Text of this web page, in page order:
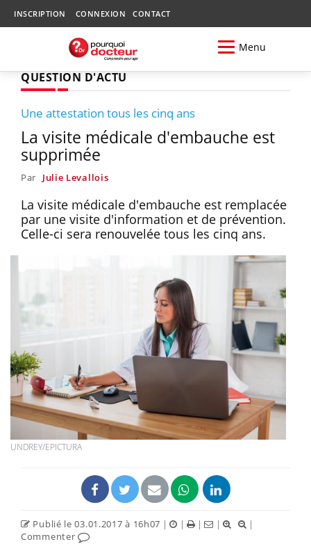
INSCRIPTION CONNEXION CONTACT
Menu
QUESTION D'ACTU
Une attestation tous les cinq ans
La visite médicale d'embauche est
supprimée
Par Julie Levallois
La visite médicale d'embauche est remplacée
par une visite d'information et de prévention.
Celle-ci sera renouvelée tous les cinq ans.
UNDREY/EPICTURA
Publié le 03.01.2017 à 16h07 | | | |
|
Commenter